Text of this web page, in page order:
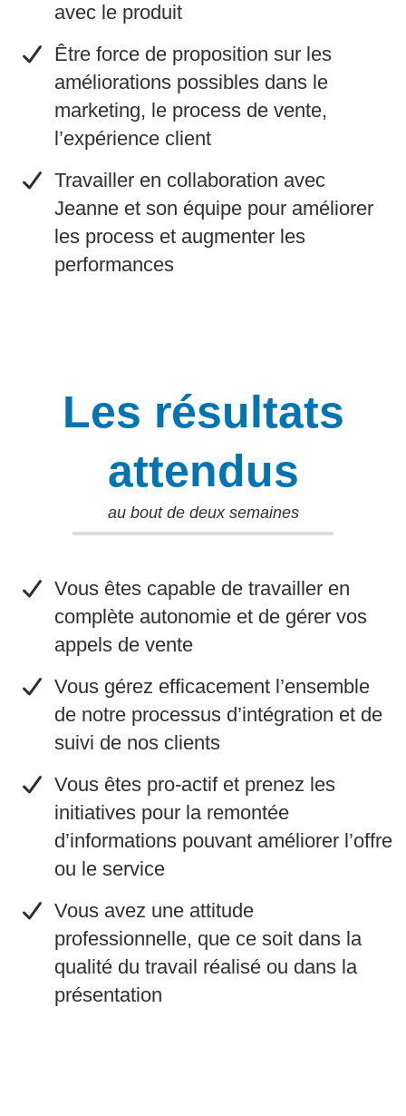
avec le produit
​Être force de proposition sur les
améliorations possibles dans le
marketing, le process de vente,
l’expérience client
​Travailler en collaboration avec
Jeanne et son équipe pour améliorer
les process et augmenter les
performances
Les résultats
attendus
au bout de deux semaines
Vous êtes capable de travailler en
complète autonomie et de gérer vos
appels de vente
​Vous gérez efficacement l’ensemble
de notre processus d’intégration et de
suivi de nos clients
​Vous êtes pro-actif et prenez les
initiatives pour la remontée
d’informations pouvant améliorer l’offre
ou le service
​Vous avez une attitude
professionnelle, que ce soit dans la
qualité du travail réalisé ou dans la
présentation​